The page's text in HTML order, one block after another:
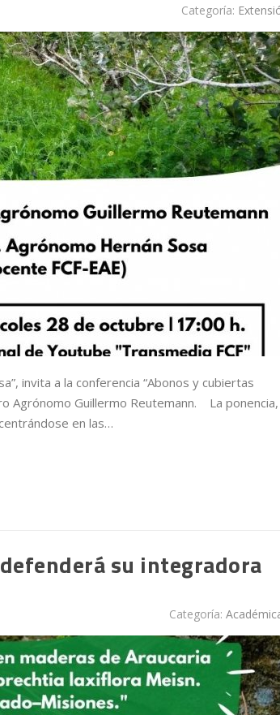
Categoría:
invita a la conferencia “Abonos y cubiertas
Agrónomo Guillermo Reutemann. La ponencia,
en las…
su integradora
Categoría: